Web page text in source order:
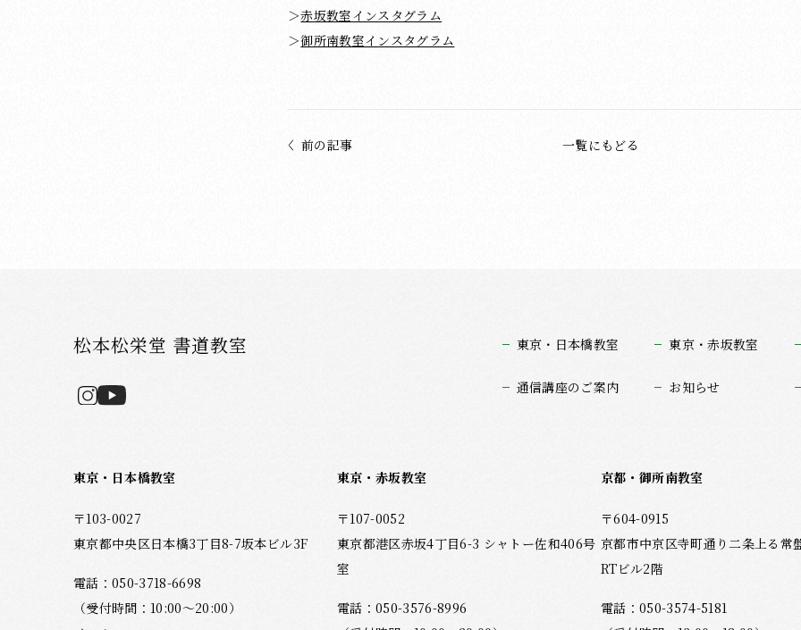
＞赤坂教室インスタグラム
＞御所南教室インスタグラム
前の記事 一覧にもどる
松本松栄堂 書道教室 東京・日本橋教室 東京・赤坂教室
通信講座のご案内 お知らせ
東京・日本橋教室
〒103-0027
東京都中央区日本橋3丁目8-7坂本ビル3F
電話：050-3718-6698
（受付時間：10:00～20:00）
東京・赤坂教室
〒107-0052
東京都港区赤坂4丁目6-3 シャトー佐和406号
室
電話：050-3576-8996
京都・御所南教室
〒604-0915
京都市中京区寺町通り二条上る常
RTビル2階
電話：050-3574-5181